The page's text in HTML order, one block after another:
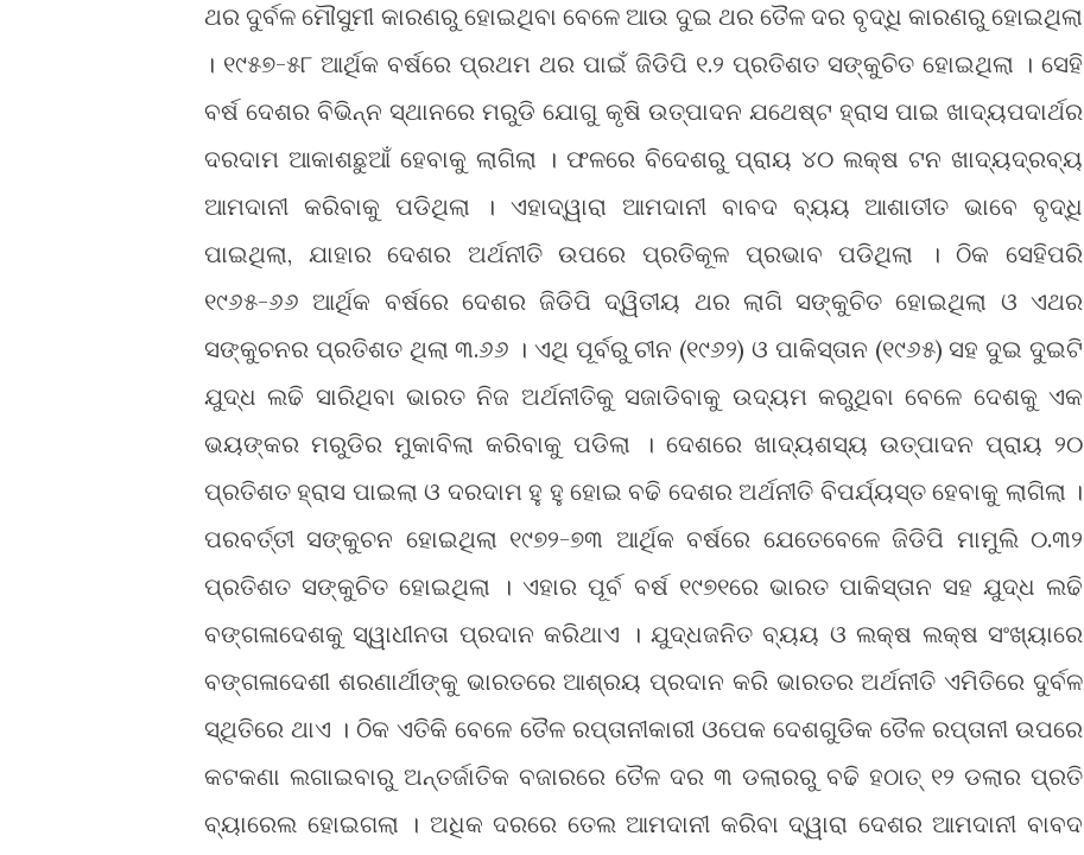
ଥର ଦୁର୍ବଳ ମୌସୁମୀ କାରଣରୁ ହୋଇଥିବା ବେଳେ ଆଉ ଦୁଇ ଥର ତୈଳ ଦର ବୃଦ୍ଧି କାରଣରୁ ହୋଇଥିଲା
। ୧୯୫୭-୫୮ ଆର୍ଥିକ ବର୍ଷରେ ପ୍ରଥମ ଥର ପାଇଁ ଜିଡିପି ୧.୨ ପ୍ରତିଶତ ସଙ୍କୁଚିତ ହୋଇଥିଲା । ସେହି
ବର୍ଷ ଦେଶର ବିଭିନ୍ନ ସ୍ଥାନରେ ମରୁଡି ଯୋଗୁ କୃଷି ଉତ୍ପାଦନ ଯଥେଷ୍ଟ ହ୍ରାସ ପାଇ ଖାଦ୍ୟପଦାର୍ଥର
ଦରଦାମ ଆକାଶଛୁଆଁ ହେବାକୁ ଲାଗିଲା । ଫଳରେ ବିଦେଶରୁ ପ୍ରାୟ ୪୦ ଲକ୍ଷ ଟନ ଖାଦ୍ୟଦ୍ରବ୍ୟ
ଆମଦାନୀ କରିବାକୁ ପଡିଥିଲା । ଏହାଦ୍ୱାରା ଆମଦାନୀ ବାବଦ ବ୍ୟୟ ଆଶାତୀତ ଭାବେ ବୃଦ୍ଧି
ପାଇଥିଲା, ଯାହାର ଦେଶର ଅର୍ଥନୀତି ଉପରେ ପ୍ରତିକୂଳ ପ୍ରଭାବ ପଡିଥିଲା । ଠିକ ସେହିପରି
୧୯୬୫-୬୬ ଆର୍ଥିକ ବର୍ଷରେ ଦେଶର ଜିଡିପି ଦ୍ୱିତୀୟ ଥର ଲାଗି ସଙ୍କୁଚିତ ହୋଇଥିଲା ଓ ଏଥର
ସଙ୍କୁଚନର ପ୍ରତିଶତ ଥିଲା ୩.୬୬ । ଏଥି ପୂର୍ବରୁ ଚୀନ (୧୯୬୨) ଓ ପାକିସ୍ତାନ (୧୯୬୫) ସହ ଦୁଇ ଦୁଇଟି
ଯୁଦ୍ଧ ଲଢି ସାରିଥିବା ଭାରତ ନିଜ ଅର୍ଥନୀତିକୁ ସଜାଡିବାକୁ ଉଦ୍ୟମ କରୁଥିବା ବେଳେ ଦେଶକୁ ଏକ
ଭୟଙ୍କର ମରୁଡିର ମୁକାବିଲା କରିବାକୁ ପଡିଲା । ଦେଶରେ ଖାଦ୍ୟଶସ୍ୟ ଉତ୍ପାଦନ ପ୍ରାୟ ୨୦
ପ୍ରତିଶତ ହ୍ରାସ ପାଇଲା ଓ ଦରଦାମ ହୁ ହୁ ହୋଇ ବଢି ଦେଶର ଅର୍ଥନୀତି ବିପର୍ଯ୍ୟସ୍ତ ହେବାକୁ ଲାଗିଲା ।
ପରବର୍ତ୍ତୀ ସଙ୍କୁଚନ ହୋଇଥିଲା ୧୯୭୨-୭୩ ଆର୍ଥିକ ବର୍ଷରେ ଯେତେବେଳେ ଜିଡିପି ମାମୁଲି ୦.୩୨
ପ୍ରତିଶତ ସଙ୍କୁଚିତ ହୋଇଥିଲା । ଏହାର ପୂର୍ବ ବର୍ଷ ୧୯୭୧ରେ ଭାରତ ପାକିସ୍ତାନ ସହ ଯୁଦ୍ଧ ଲଢି
ବଙ୍ଗଳାଦେଶକୁ ସ୍ୱାଧୀନତା ପ୍ରଦାନ କରିଥାଏ । ଯୁଦ୍ଧଜନିତ ବ୍ୟୟ ଓ ଲକ୍ଷ ଲକ୍ଷ ସଂଖ୍ୟାରେ
ବଙ୍ଗଳାଦେଶୀ ଶରଣାର୍ଥୀଙ୍କୁ ଭାରତରେ ଆଶ୍ରୟ ପ୍ରଦାନ କରି ଭାରତର ଅର୍ଥନୀତି ଏମିତିରେ ଦୁର୍ବଳ
ସ୍ଥିତିରେ ଥାଏ । ଠିକ ଏତିକି ବେଳେ ତୈଳ ରପ୍ତାନୀକାରୀ ଓପେକ ଦେଶଗୁଡିକ ତୈଳ ରପ୍ତାନୀ ଉପରେ
କଟକଣା ଲଗାଇବାରୁ ଅନ୍ତର୍ଜାତିକ ବଜାରରେ ତୈଳ ଦର ୩ ଡଲାରରୁ ବଢି ହଠାତ୍ ୧୨ ଡଲାର ପ୍ରତି
ବ୍ୟାରେଲ ହୋଇଗଲା । ଅଧିକ ଦରରେ ତେଲ ଆମଦାନୀ କରିବା ଦ୍ୱାରା ଦେଶର ଆମଦାନୀ ବାବଦ